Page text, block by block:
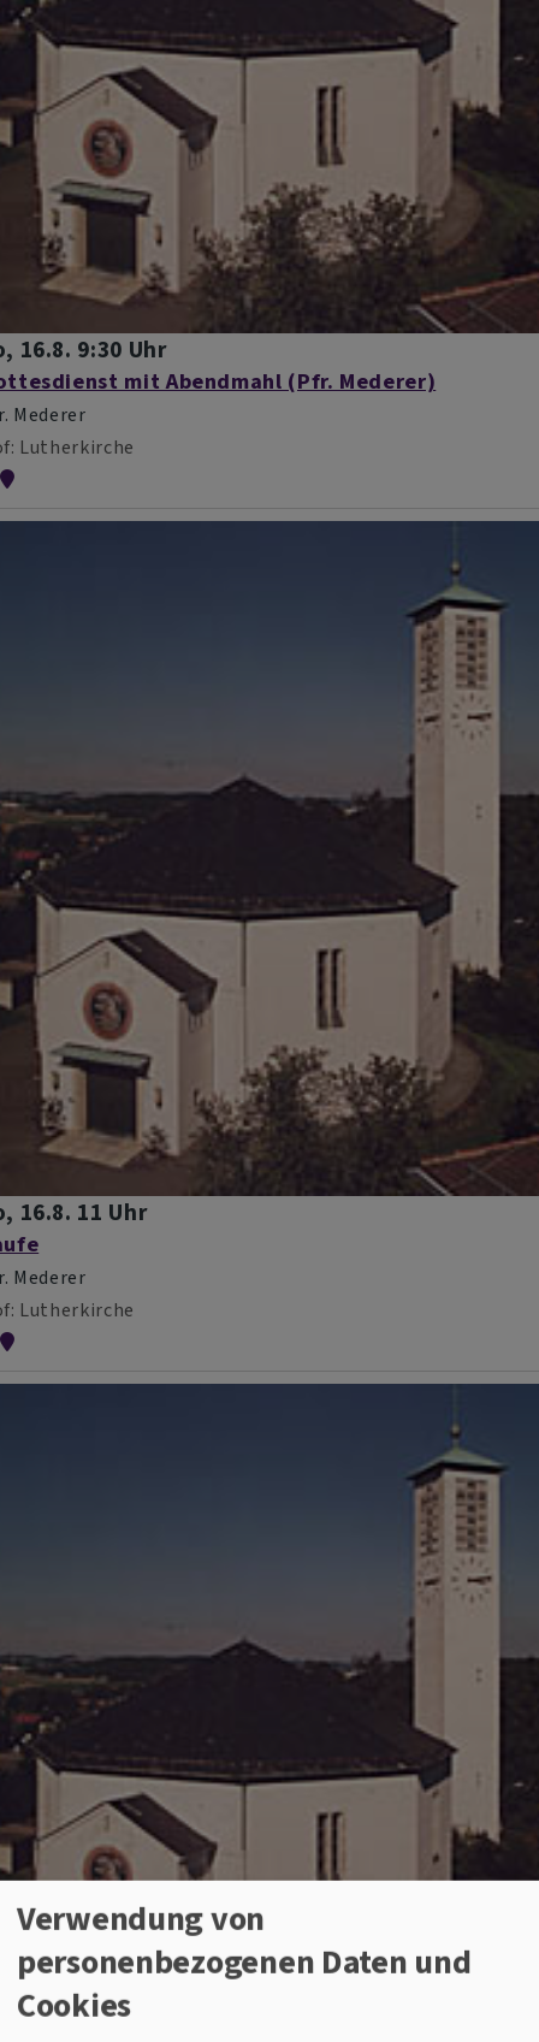
16.8. 9:30 Uhr
mit Abendmahl (Pfr. Mederer)
Mederer
Lutherkirche
16.8. 11 Uhr
Mederer
Lutherkirche
Verwendung von
personenbezogenen Daten und
Cookies